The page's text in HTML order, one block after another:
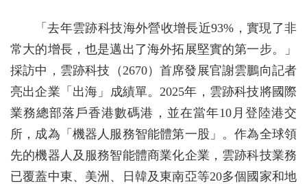
「去年雲跡科技海外營收增長近93%，實現了非
常大的增長，也是邁出了海外拓展堅實的第一步。」
採訪中，雲跡科技（2670）首席發展官謝雲鵬向記者
亮出企業「出海」成績單。2025年，雲跡科技將國際
業務總部落戶香港數碼港，並在當年10月登陸港交
所，成為「機器人服務智能體第一股」。作為全球領
先的機器人及服務智能體商業化企業，雲跡科技業務
已覆蓋中東、美洲、日韓及東南亞等20多個國家和地